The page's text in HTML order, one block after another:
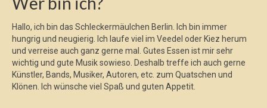
Hallo, ich bin das Schleckermäulchen Berlin. Ich bin immer
hungrig und neugierig. Ich laufe viel im Veedel oder Kiez herum
und verreise auch ganz gerne mal. Gutes Essen ist mir sehr
wichtig und gute Musik sowieso. Deshalb treffe ich auch gerne
Künstler, Bands, Musiker, Autoren, etc. zum Quatschen und
Klönen. Ich wünsche viel Spaß und guten Appetit.